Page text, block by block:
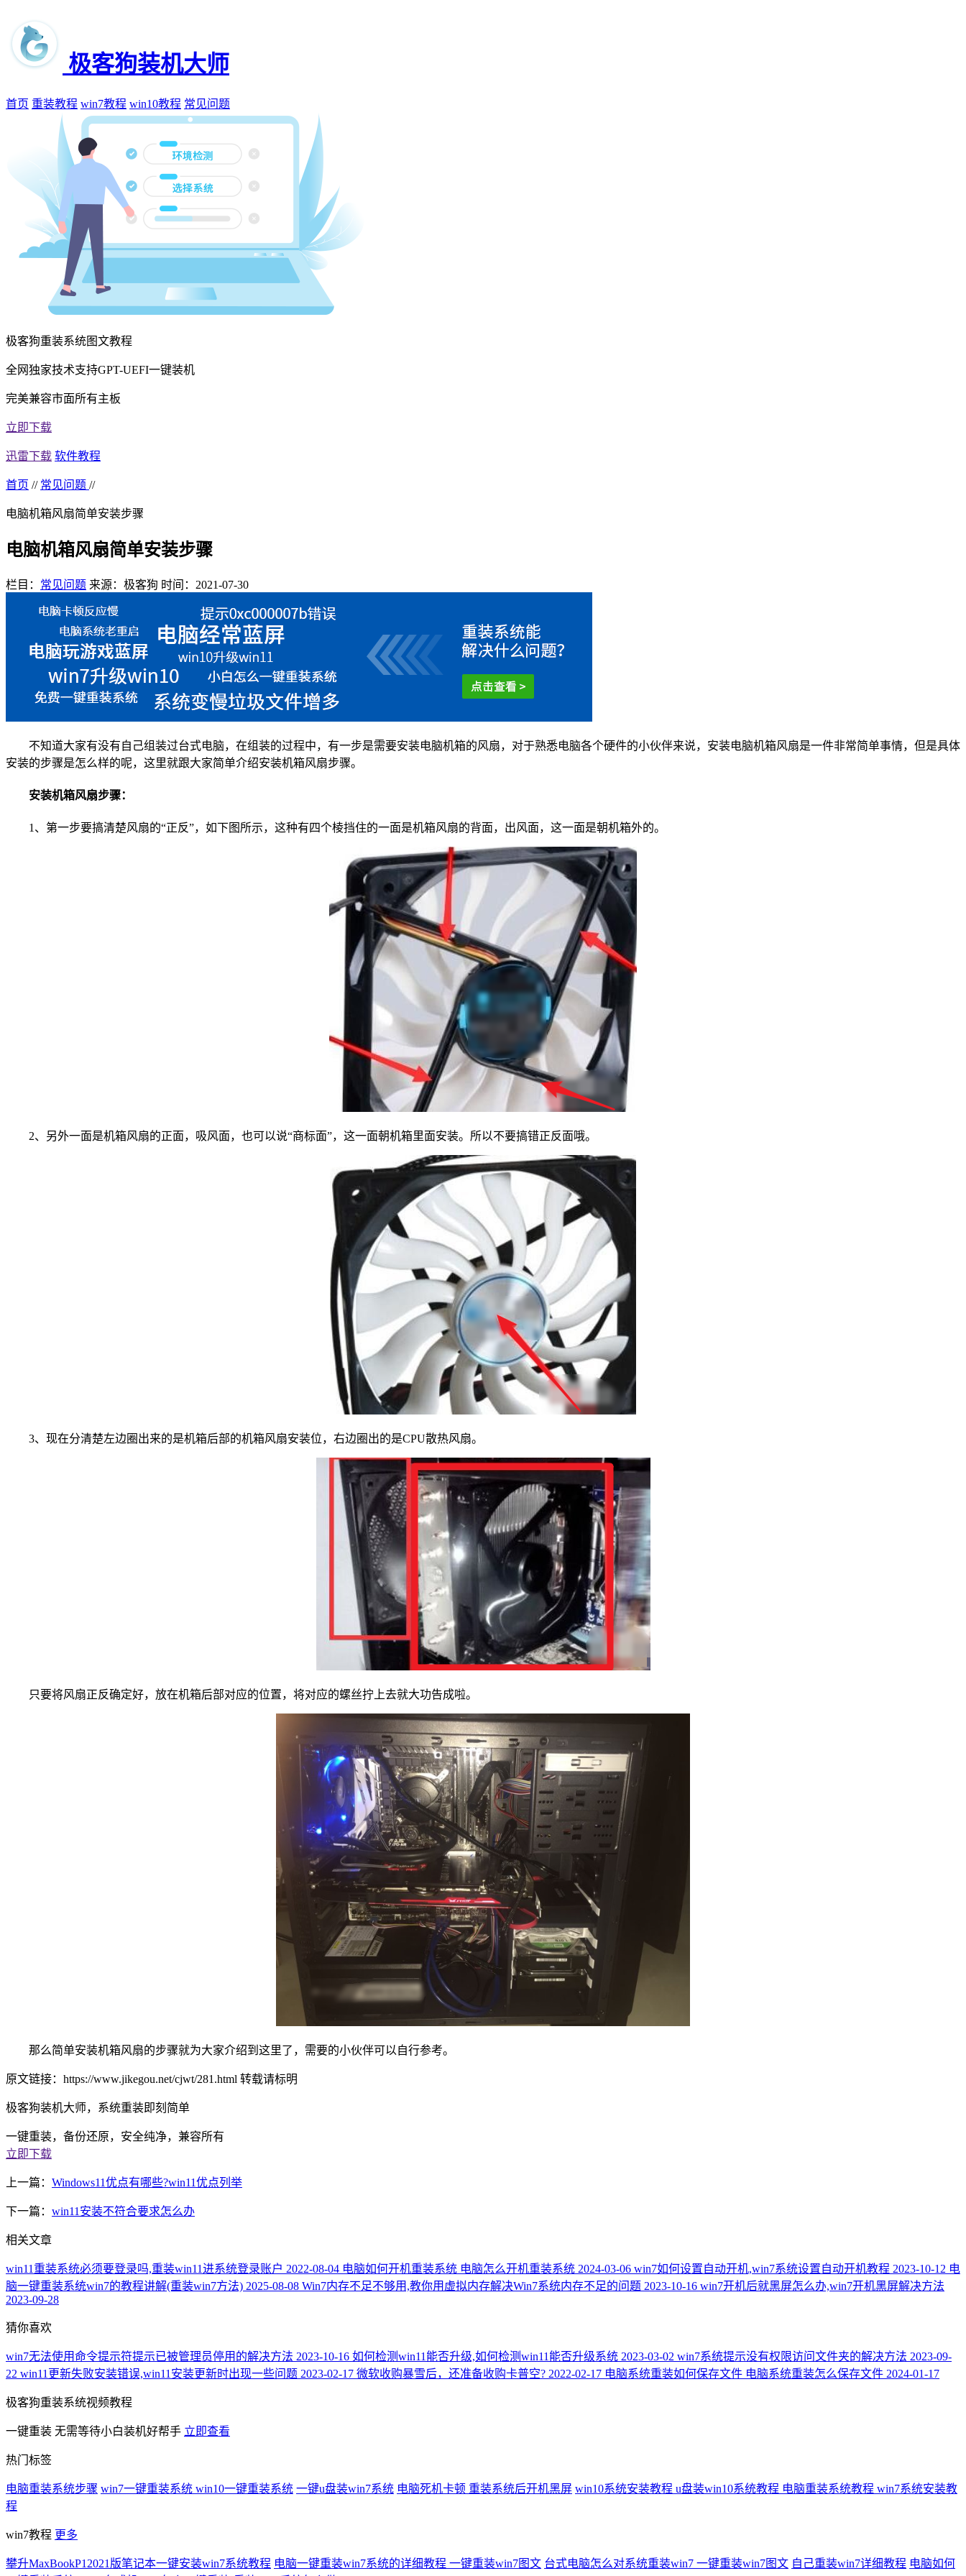
极客狗装机大师
首页 重装教程 win7教程 win10教程 常见问题
极客狗重装系统图文教程
全网独家技术支持GPT-UEFI一键装机
完美兼容市面所有主板
立即下载
迅雷下载 软件教程
首页 // 常见问题 //
电脑机箱风扇简单安装步骤
电脑机箱风扇简单安装步骤
栏目： 常见问题 来源：极客狗 时间：2021-07-30
不知道大家有没有自己组装过台式电脑，在组装的过程中，有一步是需要安装电脑机箱的风扇，对于熟悉电脑各个硬件的小伙伴来说，安装电脑机箱风扇是一件非常简单事情，但是具体
安装的步骤是怎么样的呢，这里就跟大家简单介绍安装机箱风扇步骤。
安装机箱风扇步骤：
1、第一步要搞清楚风扇的“正反”，如下图所示，这种有四个棱挡住的一面是机箱风扇的背面，出风面，这一面是朝机箱外的。
2、另外一面是机箱风扇的正面，吸风面，也可以说“商标面”，这一面朝机箱里面安装。所以不要搞错正反面哦。
3、现在分清楚左边圈出来的是机箱后部的机箱风扇安装位，右边圈出的是CPU散热风扇。
只要将风扇正反确定好，放在机箱后部对应的位置，将对应的螺丝拧上去就大功告成啦。
那么简单安装机箱风扇的步骤就为大家介绍到这里了，需要的小伙伴可以自行参考。
原文链接：https://www.jikegou.net/cjwt/281.html 转载请标明
极客狗装机大师，系统重装即刻简单
一键重装，备份还原，安全纯净，兼容所有
立即下载
上一篇： Windows11优点有哪些?win11优点列举
下一篇： win11安装不符合要求怎么办
相关文章
win11重装系统必须要登录吗,重装win11进系统登录账户 2022-08-04 电脑如何开机重装系统 电脑怎么开机重装系统 2024-03-06 win7如何设置自动开机,win7系统设置自动开机教程 2023-10-12 电
脑一键重装系统win7的教程讲解(重装win7方法) 2025-08-08 Win7内存不足不够用,教你用虚拟内存解决Win7系统内存不足的问题 2023-10-16 win7开机后就黑屏怎么办,win7开机黑屏解决方法
2023-09-28
猜你喜欢
win7无法使用命令提示符提示已被管理员停用的解决方法 2023-10-16 如何检测win11能否升级,如何检测win11能否升级系统 2023-03-02 win7系统提示没有权限访问文件夹的解决方法 2023-09-
22 win11更新失败安装错误,win11安装更新时出现一些问题 2023-02-17 微软收购暴雪后，还准备收购卡普空? 2022-02-17 电脑系统重装如何保存文件 电脑系统重装怎么保存文件 2024-01-17
极客狗重装系统视频教程
一键重装 无需等待小白装机好帮手 立即查看
热门标签
电脑重装系统步骤 win7一键重装系统 win10一键重装系统 一键u盘装win7系统 电脑死机卡顿 重装系统后开机黑屏 win10系统安装教程 u盘装win10系统教程 电脑重装系统教程 win7系统安装教
程
win7教程 更多
攀升MaxBookP12021版笔记本一键安装win7系统教程 电脑一键重装win7系统的详细教程 一键重装win7图文 台式电脑怎么对系统重装win7 一键重装win7图文 自己重装win7详细教程 电脑如何